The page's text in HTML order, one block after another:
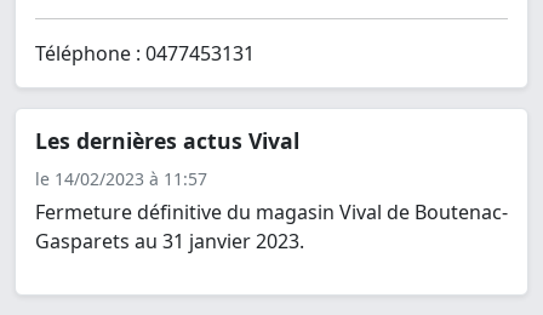
Téléphone : 0477453131
Les dernières actus Vival
le 14/02/2023 à 11:57
Fermeture définitive du magasin Vival de Boutenac-
Gasparets au 31 janvier 2023.